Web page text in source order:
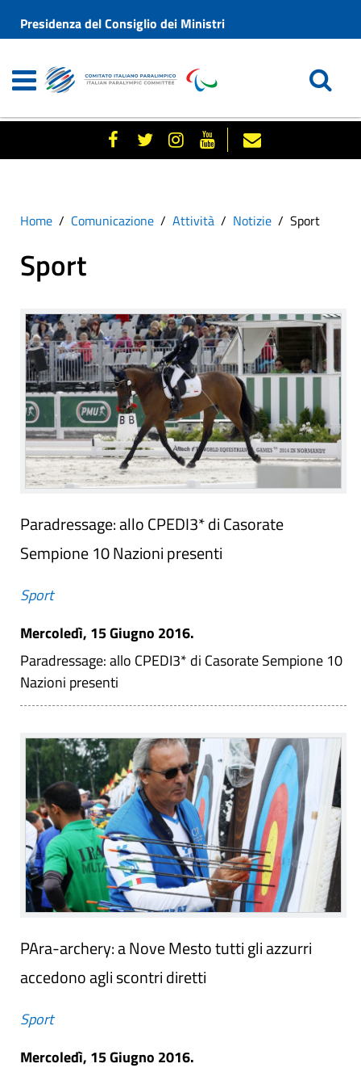
Presidenza del Consiglio dei Ministri
Home Comunicazione Attività Notizie Sport
Sport
Paradressage: allo CPEDI3* di Casorate
Sempione 10 Nazioni presenti
Sport
Mercoledì, 15 Giugno 2016.
Paradressage: allo CPEDI3* di Casorate Sempione 10
Nazioni presenti
PAra-archery: a Nove Mesto tutti gli azzurri
accedono agli scontri diretti
Sport
Mercoledì, 15 Giugno 2016.